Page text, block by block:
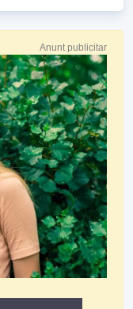
Anunt publicitar